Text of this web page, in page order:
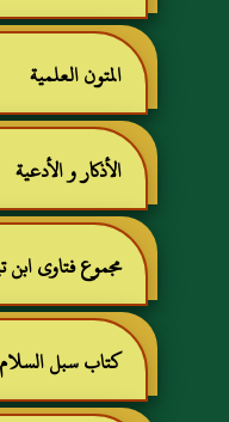
المتون العلمية
الأذكار و الأدعية
مجموع فتاوى ابن
كتاب سبل